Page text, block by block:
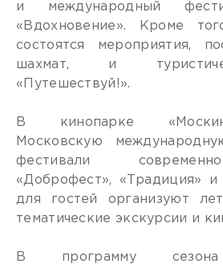
и международный
«Вдохновение». Кроме
состоятся мероприятия,
шахмат, и
«Путешествуй!».
В кинопарке
Московскую
фестивали
«Доброфест», «Традиция» и
для гостей организуют
тематические экскурсии и
В программу